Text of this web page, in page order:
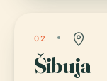
02
Šibuja